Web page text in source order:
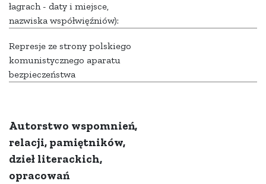
łagrach - daty i miejsce,
nazwiska współwięźniów):
Represje ze strony polskiego
komunistycznego aparatu
bezpieczeństwa
Autorstwo wspomnień,
relacji, pamiętników,
dzieł literackich,
opracowań